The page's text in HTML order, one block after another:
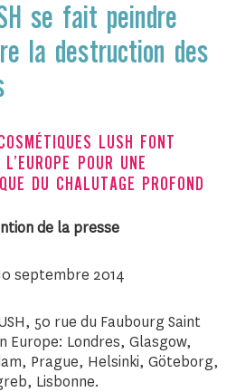
se fait peindre
la destruction des
LUSH FONT
POUR UNE
DU CHALUTAGE PROFOND
de la presse
septembre 2014
50 rue du Faubourg Saint
Europe: Londres, Glasgow,
Prague, Helsinki, Göteborg,
Lisbonne.